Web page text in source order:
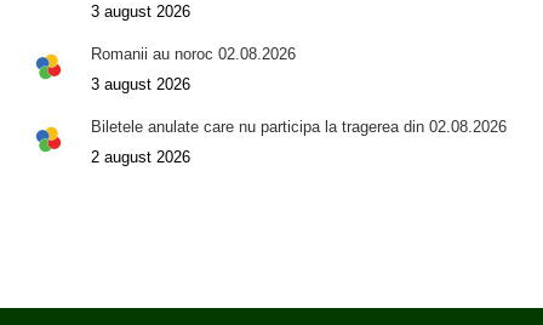
3 august 2026
Romanii au noroc 02.08.2026
3 august 2026
Biletele anulate care nu participa la tragerea din 02.08.2026
2 august 2026